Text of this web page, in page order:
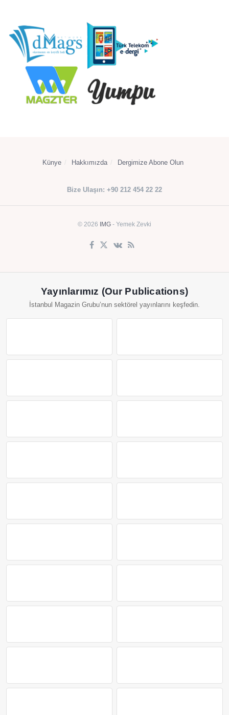
Künye Hakkımızda Dergimize Abone Olun
Bize Ulaşın: +90 212 454 22 22
© 2026 IMG - Yemek Zevki
Yayınlarımız (Our Publications)
İstanbul Magazin Grubu’nun sektörel yayınlarını keşfedin.